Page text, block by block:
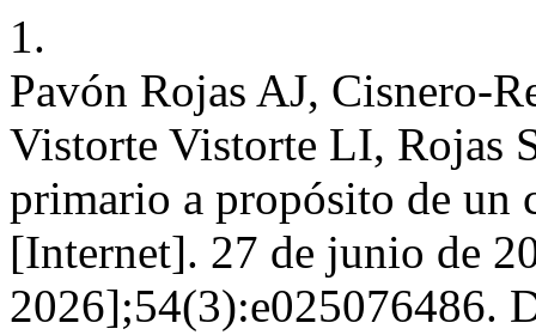
1.
Pavón Rojas AJ, Cisnero-
Vistorte Vistorte LI, Rojas
primario a propósito de un
[Internet]. 27 de junio de
2026];54(3):e025076486.